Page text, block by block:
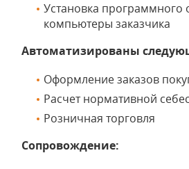
Установка программного
компьютеры заказчика
Автоматизированы
Оформление заказов
Расчет нормативной
Розничная торговля
Сопровождение: